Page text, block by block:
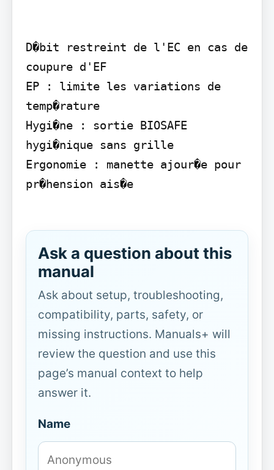
D�bit restreint de l'EC en cas de
coupure d'EF
EP : limite les variations de
temp�rature
Hygi�ne : sortie BIOSAFE
hygi�nique sans grille
Ergonomie : manette ajour�e pour
pr�hension ais�e
Ask a question about this
manual
Ask about setup, troubleshooting,
compatibility, parts, safety, or
missing instructions. Manuals+ will
review the question and use this
page’s manual context to help
answer it.
Name